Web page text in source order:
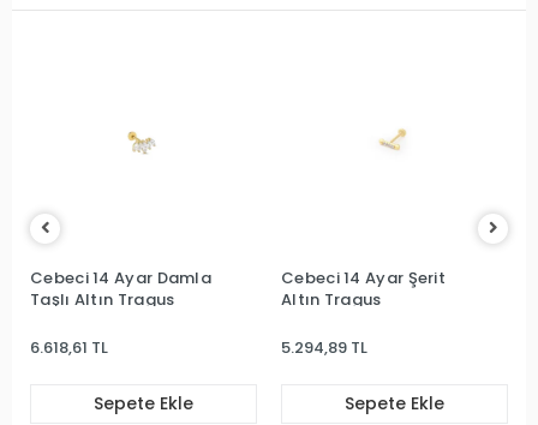
Cebeci 14 Ayar Damla
Taşlı Altın Tragus
6.618,61 TL
Sepete Ekle
Cebeci 14 Ayar Şerit
Altın Tragus
5.294,89 TL
Sepete Ekle